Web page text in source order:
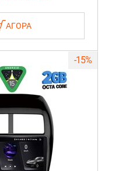
ΑΓΟΡΑ
-15%